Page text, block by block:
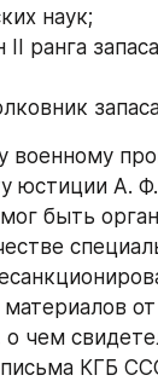
наук;
ранга
военному
юстиции А. Ф.
быть
чем
КГБ